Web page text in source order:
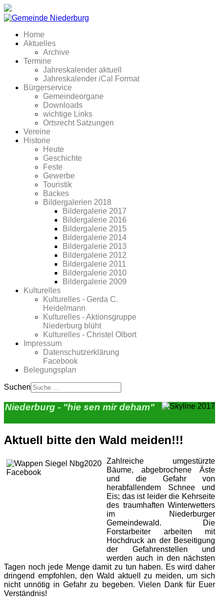
Home
Aktuelles
Archive
Termine
Jahreskalender aktuell
Jahreskalender iCal Format
Bürgerservice
Gemeindeorgane
Downloads
wichtige Links
Ortsrecht Satzungen
Vereine
Historie
Heute
Geschichte
Feste
Gewerbe
Touristik
Backes
Bildergalerien 2018
Bildergalerie 2017
Bildergalerie 2016
Bildergalerie 2015
Bildergalerie 2014
Bildergalerie 2013
Bildergalerie 2012
Bildergalerie 2011
Bildergalerie 2010
Bildergalerie 2009
Kulturelles
Kulturelles - Gerda C.
Heidelmann
Kulturelles - Aktionsgruppe
Niederburg blüht
Kulturelles - Christel Olbort
Impressum
Datenschutzerklärung
Facebook
Belegungsplan
Suchen
Niederburg - "hie sen mir deham"
Aktuell bitte den Wald meiden!!!
Zahlreiche umgestürzte
Bäume, abgebrochene Äste
und die Gefahr von
herabfallendem Schnee und
Eis; das ist leider die Kehrseite
des traumhaften Winterwetters
im Niederburger
Gemeindewald. Die
Forstarbeiter arbeiten mit
Hochdruck an der Beseitigung
der Gefahrenstellen und
werden auch in den nächsten
Tagen noch jede Menge damit zu tun haben. Es wird daher
dringend empfohlen, den Wald aktuell zu meiden, um sich
nicht unnötig in Gefahr zu begeben. Vielen Dank für Euer
Verständnis!